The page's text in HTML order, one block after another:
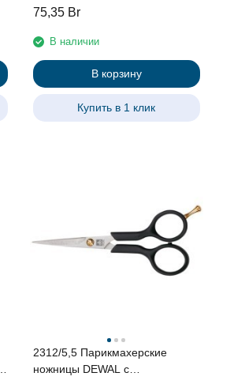
классическая форма, съемный
75,35 Br
В наличии
В корзину
Купить в 1 клик
2312/5,5 Парикмахерские
ножницы DEWAL с